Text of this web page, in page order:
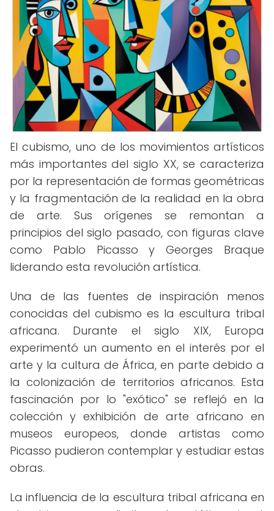
El cubismo, uno de los movimientos artísticos
más importantes del siglo XX, se caracteriza
por la representación de formas geométricas
y la fragmentación de la realidad en la obra
de arte. Sus orígenes se remontan a
principios del siglo pasado, con figuras clave
como Pablo Picasso y Georges Braque
liderando esta revolución artística.
Una de las fuentes de inspiración menos
conocidas del cubismo es la escultura tribal
africana. Durante el siglo XIX, Europa
experimentó un aumento en el interés por el
arte y la cultura de África, en parte debido a
la colonización de territorios africanos. Esta
fascinación por lo "exótico" se reflejó en la
colección y exhibición de arte africano en
museos europeos, donde artistas como
Picasso pudieron contemplar y estudiar estas
obras.
La influencia de la escultura tribal africana en